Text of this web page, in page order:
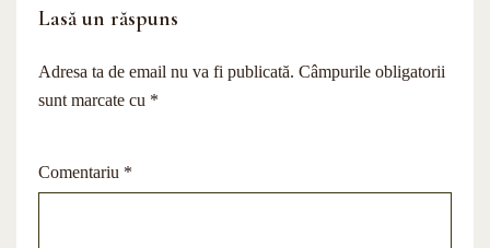
Lasă un răspuns
Adresa ta de email nu va fi publicată. Câmpurile obligatorii
sunt marcate cu *
Comentariu *